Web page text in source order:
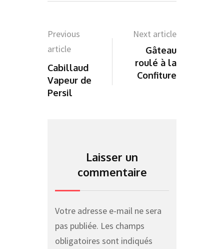
Previous
article
Cabillaud
Vapeur de
Persil
Next article
Gâteau
roulé à la
Confiture
Laisser un
commentaire
Votre adresse e-mail ne sera
pas publiée. Les champs
obligatoires sont indiqués